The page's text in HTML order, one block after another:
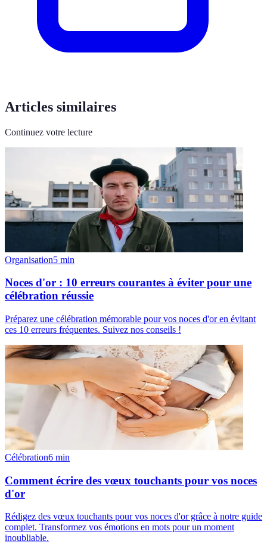
Articles similaires
Continuez votre lecture
Organisation5 min
Noces d'or : 10 erreurs courantes à éviter pour une
célébration réussie
Préparez une célébration mémorable pour vos noces d'or en évitant
ces 10 erreurs fréquentes. Suivez nos conseils !
Célébration6 min
Comment écrire des vœux touchants pour vos noces
d'or
Rédigez des vœux touchants pour vos noces d'or grâce à notre guide
complet. Transformez vos émotions en mots pour un moment
inoubliable.